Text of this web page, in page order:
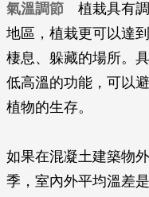
氣溫調節 植栽具有
地區，植栽更可以達
棲息、躲藏的場所。
低高溫的功能，可以
植物的生存。
如果在混凝土建築物
季，室內外平均溫差